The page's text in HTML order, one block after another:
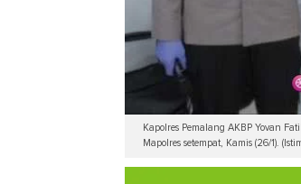
Kapolres Pemalang AKBP Yovan
Mapolres setempat, Kamis (26/1).